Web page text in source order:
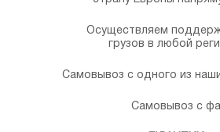
Осуществляем
грузов в любой
Самовывоз с одного из
Самовывоз с